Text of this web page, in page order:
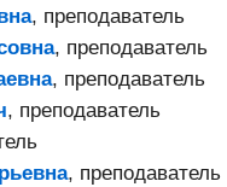
, преподаватель
, преподаватель
, преподаватель
, преподаватель
, преподаватель